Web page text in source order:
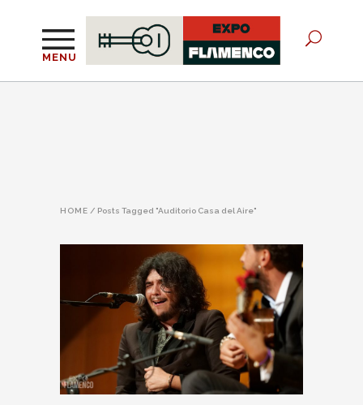
MENU
HOME / Posts Tagged "Auditorio Casa del Aire"